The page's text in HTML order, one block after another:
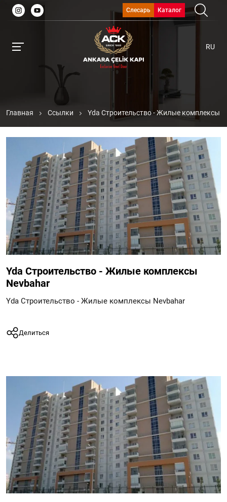
Слесарь Каталог
RU
Главная Ссылки Yda Строительство - Жилые комплексы
Yda Строительство - Жилые комплексы
Nevbahar
Yda Строительство - Жилые комплексы Nevbahar
Делиться